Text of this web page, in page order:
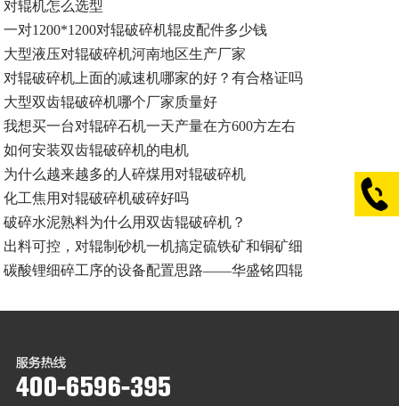
对辊机怎么选型
一对1200*1200对辊破碎机辊皮配件多少钱
大型液压对辊破碎机河南地区生产厂家
对辊破碎机上面的减速机哪家的好？有合格证吗
大型双齿辊破碎机哪个厂家质量好
我想买一台对辊碎石机一天产量在方600方左右
如何安装双齿辊破碎机的电机
为什么越来越多的人碎煤用对辊破碎机
化工焦用对辊破碎机破碎好吗
破碎水泥熟料为什么用双齿辊破碎机？
出料可控，对辊制砂机一机搞定硫铁矿和铜矿细
碳酸锂细碎工序的设备配置思路——华盛铭四辊